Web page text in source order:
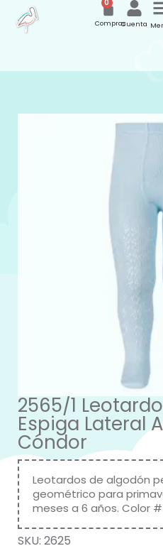
Cuenta
0
Compras
2565/1
Espiga Lateral
Cóndor
Leotardos de algodón
geométrico para
meses a 6 años. Color
SKU: 2625